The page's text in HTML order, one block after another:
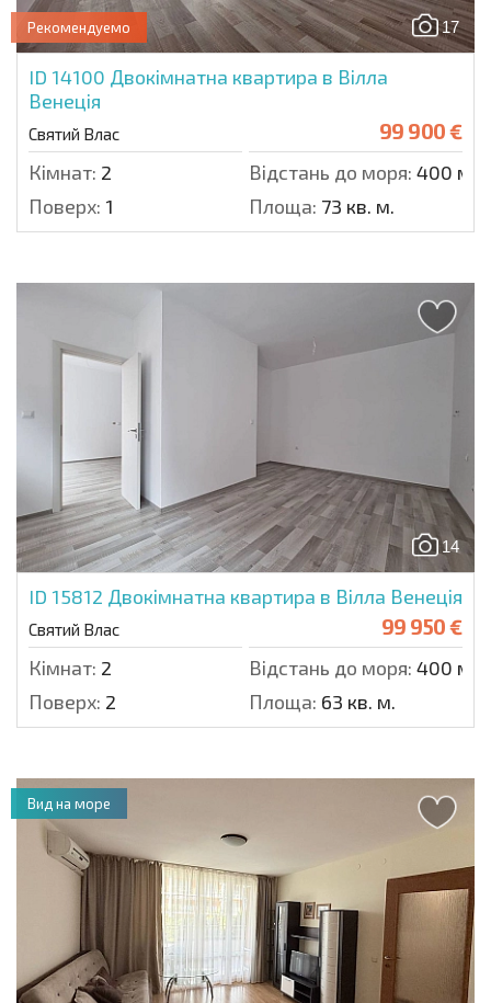
17
Рекомендуемо
ID 14100 Двокімнатна квартира в Вілла
Венеція
Святий Влас 99 900 €
Кімнат: 2 Відстань до моря: 400 м.
Поверх: 1 Площа: 73 кв. м.
14
ID 15812 Двокімнатна квартира в Вілла Венеція
Святий Влас 99 950 €
Кімнат: 2 Відстань до моря: 400 м.
Поверх: 2 Площа: 63 кв. м.
Вид на море